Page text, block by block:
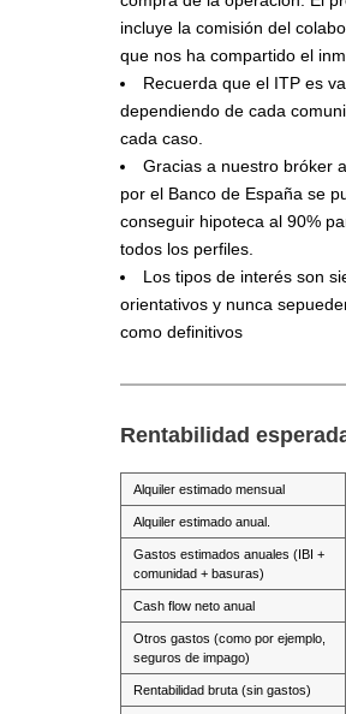
incluye la comisión del
que nos ha compartido el
Recuerda que el ITP es
dependiendo de cada
cada caso.
Gracias a nuestro bróker
por el Banco de España se
conseguir hipoteca al 90%
todos los perfiles.
Los tipos de interés son
orientativos y nunca
como definitivos
Rentabilidad
Alquiler estimado mensual
Alquiler estimado anual.
Gastos estimados anuales (IBI +
comunidad + basuras)
Cash flow neto anual
Otros gastos (como por ejemplo,
seguros de impago)
Rentabilidad bruta (sin gastos)